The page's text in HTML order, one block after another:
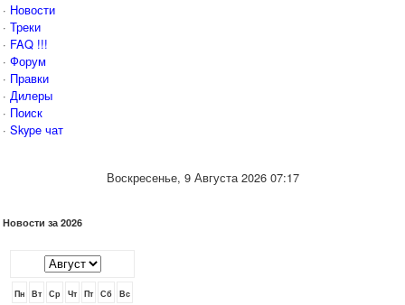
· Новости
· Треки
· FAQ !!!
· Форум
· Правки
· Дилеры
· Поиск
· Skype чат
Воскресенье, 9 Августа 2026 07:17
Новости за 2026
Пн Вт Ср Чт Пт Сб Вс